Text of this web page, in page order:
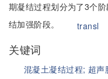
期凝结过程划分为了3个
结加强阶段。
transl
关键词
混凝土凝结过程; 超